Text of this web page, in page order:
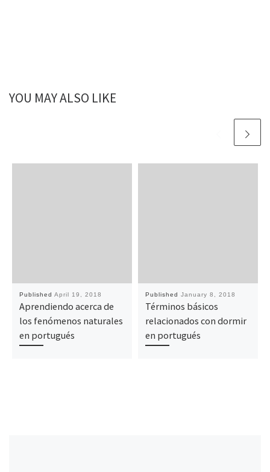
YOU MAY ALSO LIKE
Published April 19, 2018
Aprendiendo acerca de
los fenómenos naturales
en portugués
Published January 8, 2018
Términos básicos
relacionados con dormir
en portugués